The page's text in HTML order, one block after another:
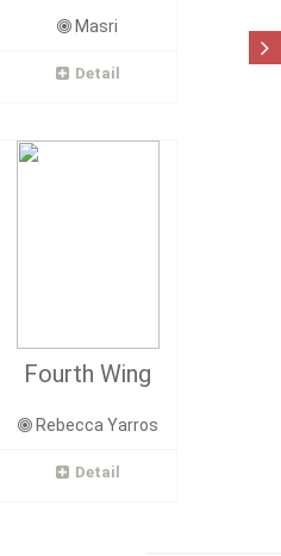
Masri
Detail
Fourth Wing
Rebecca Yarros
Detail